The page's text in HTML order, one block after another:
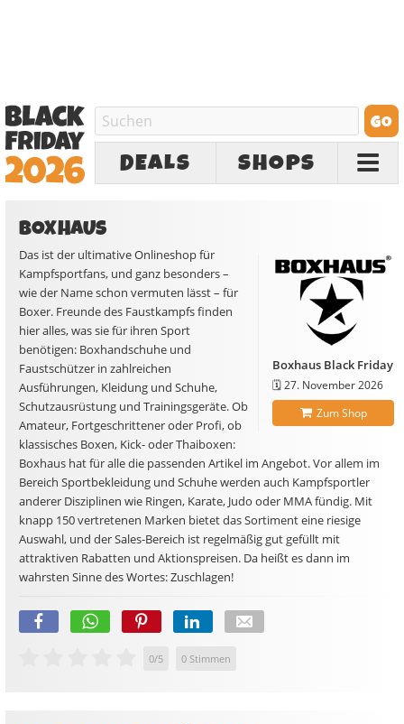
DEALS SHOPS
BOXHAUS
Boxhaus Black Friday
🗓️27. November 2026
Zum Shop
Das ist der ultimative Onlineshop für
Kampfsportfans, und ganz besonders –
wie der Name schon vermuten lässt – für
Boxer. Freunde des Faustkampfs finden
hier alles, was sie für ihren Sport
benötigen: Boxhandschuhe und
Faustschützer in zahlreichen
Ausführungen, Kleidung und Schuhe,
Schutzausrüstung und Trainingsgeräte. Ob
Amateur, Fortgeschrittener oder Profi, ob
klassisches Boxen, Kick- oder Thaiboxen:
Boxhaus hat für alle die passenden Artikel im Angebot. Vor allem im
Bereich Sportbekleidung und Schuhe werden auch Kampfsportler
anderer Disziplinen wie Ringen, Karate, Judo oder MMA fündig. Mit
knapp 150 vertretenen Marken bietet das Sortiment eine riesige
Auswahl, und der Sales-Bereich ist regelmäßig gut gefüllt mit
attraktiven Rabatten und Aktionspreisen. Da heißt es dann im
wahrsten Sinne des Wortes: Zuschlagen!
0/5 0 Stimmen